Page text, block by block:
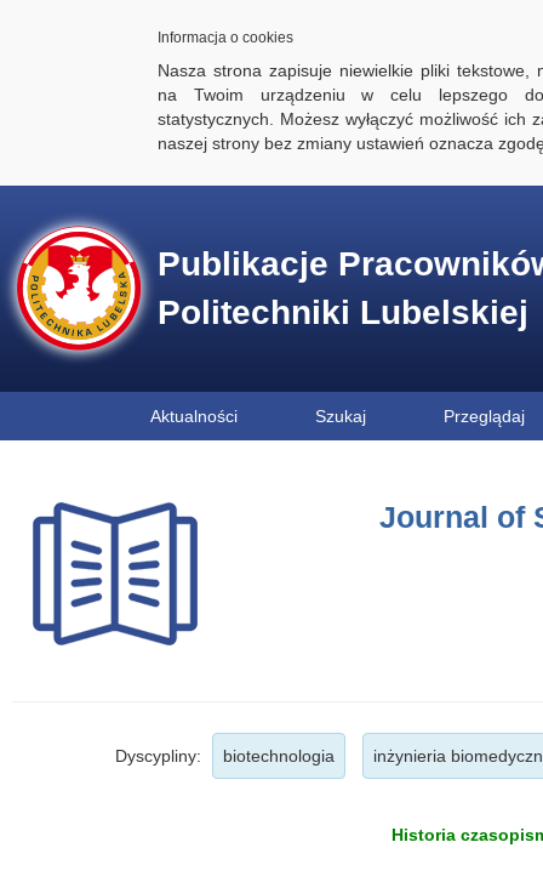
Informacja o cookies
Nasza strona zapisuje niewielkie pliki tekstowe,
na Twoim urządzeniu w celu lepszego
statystycznych. Możesz wyłączyć możliwość ich
naszej strony bez zmiany ustawień oznacza
Publikacje
Politechniki Lubelskiej
Aktualności Szukaj Przeglądaj
Journal of
Dyscypliny: biotechnologia inżynieria
Historia